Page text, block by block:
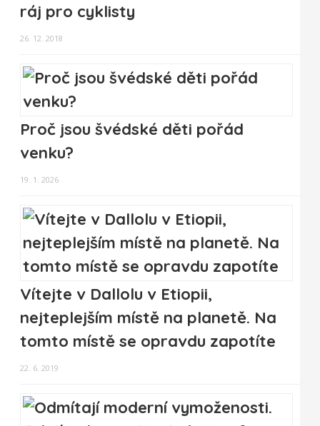
ráj pro cyklisty
26. 12. 2018
Proč jsou švédské děti pořád
venku?
19. 1. 2026
Vítejte v Dallolu v Etiopii,
nejteplejším místě na planetě. Na
tomto místě se opravdu zapotíte
22. 6. 2019